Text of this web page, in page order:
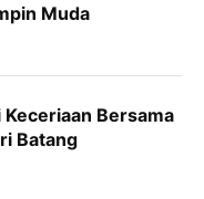
Muda
Keceriaan Bersama
Batang